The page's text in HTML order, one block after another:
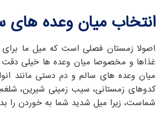
انتخاب میان وعده
اصولاً زمستان فصلی است که میل ما
غذاها و مخصوصا میان وعده ها خیلی دقت
میان وعده های سالم و دم دستی مانند
کدوهای زمستانی، سیب زمینی شیرین،
شماست، زیرا میل شدید شما به خوردن را